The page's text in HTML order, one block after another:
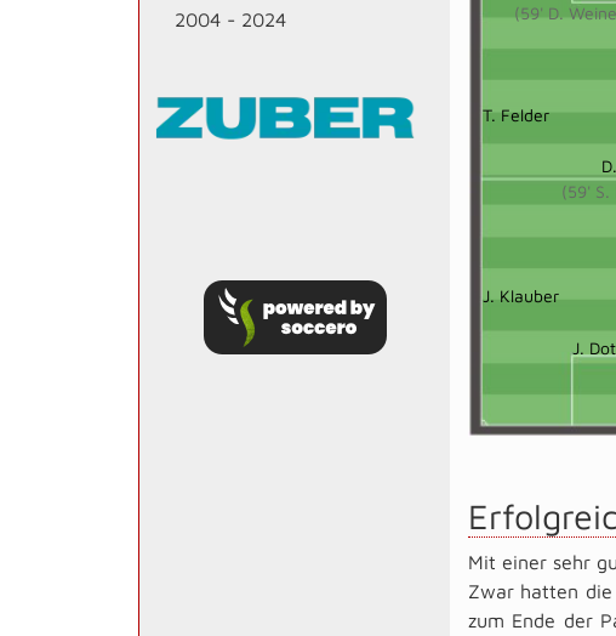
2004 - 2024
(59' D.
T. Felder
(59' S.
J. Klauber
J.
Mit einer sehr
Zwar hatten die
zum Ende der